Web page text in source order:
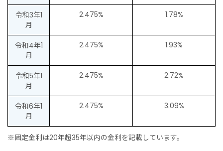
令和3年1
月
2.475% 1.78%
令和4年1
月
2.475% 1.93%
令和5年1
月
2.475% 2.72%
令和6年1
月
2.475% 3.09%
※固定金利は20年超35年以内の金利を記載しています。